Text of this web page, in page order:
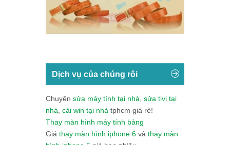
Dịch vụ của chúng rôi
Chuyên sửa máy tính tại nhà sửa tivi tại
nhà cài win tại nhà tphcm giá rẻ!
Thay màn hình máy tính bảng
Giá thay màn hình iphone 6 và thay màn